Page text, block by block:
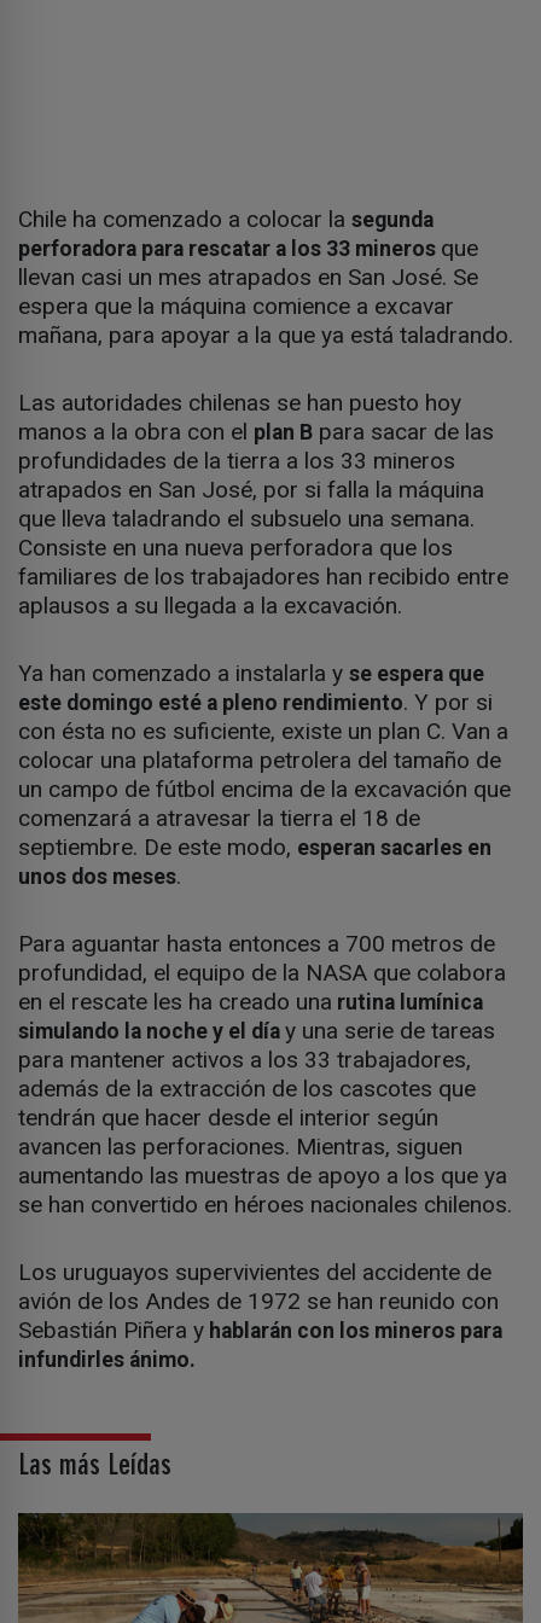
Chile ha comenzado a colocar la segunda
perforadora para rescatar a los 33 mineros que
llevan casi un mes atrapados en San José. Se
espera que la máquina comience a excavar
mañana, para apoyar a la que ya está taladrando.
Las autoridades chilenas se han puesto hoy
manos a la obra con el plan B para sacar de las
profundidades de la tierra a los 33 mineros
atrapados en San José, por si falla la máquina
que lleva taladrando el subsuelo una semana.
Consiste en una nueva perforadora que los
familiares de los trabajadores han recibido entre
aplausos a su llegada a la excavación.
Ya han comenzado a instalarla y se espera que
este domingo esté a pleno rendimiento. Y por si
con ésta no es suficiente, existe un plan C. Van a
colocar una plataforma petrolera del tamaño de
un campo de fútbol encima de la excavación que
comenzará a atravesar la tierra el 18 de
septiembre. De este modo, esperan sacarles en
unos dos meses.
Para aguantar hasta entonces a 700 metros de
profundidad, el equipo de la NASA que colabora
en el rescate les ha creado una rutina lumínica
simulando la noche y el día y una serie de tareas
para mantener activos a los 33 trabajadores,
además de la extracción de los cascotes que
tendrán que hacer desde el interior según
avancen las perforaciones. Mientras, siguen
aumentando las muestras de apoyo a los que ya
se han convertido en héroes nacionales chilenos.
Los uruguayos supervivientes del accidente de
avión de los Andes de 1972 se han reunido con
Sebastián Piñera y hablarán con los mineros para
infundirles ánimo.
Las más Leídas